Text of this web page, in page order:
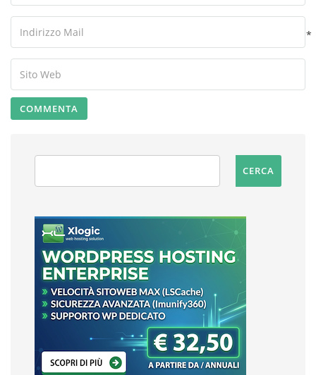
Your
Email
*
Your
Website